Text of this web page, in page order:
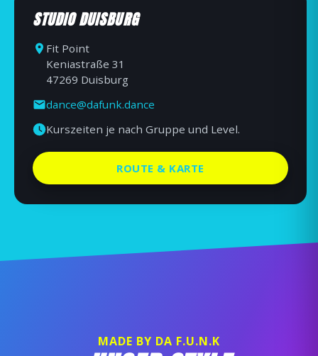
STUDIO DUISBURG
Fit Point
Keniastraße 31
47269 Duisburg
dance@dafunk.dance
Kurszeiten je nach Gruppe und Level.
ROUTE & KARTE
MADE BY DA F.U.N.K